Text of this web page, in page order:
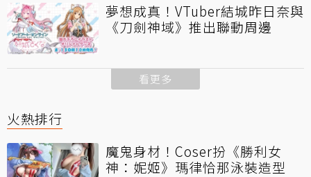
夢想成真！VTuber結城昨日奈與
《刀劍神域》推出聯動周邊
看更多
火熱排行
魔鬼身材！Coser扮《勝利女
神：妮姬》瑪律恰那泳裝造型